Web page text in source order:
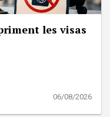
les visas
06/08/2026